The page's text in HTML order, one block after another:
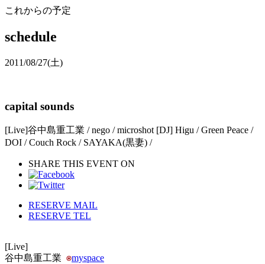
これからの予定
schedule
2011/08/27(土)
capital sounds
[Live]谷中島重工業 / nego / microshot [DJ] Higu / Green Peace /
DOI / Couch Rock / SAYAKA(黒妻) /
SHARE THIS EVENT ON
RESERVE MAIL
RESERVE TEL
[Live]
谷中島重工業
myspace